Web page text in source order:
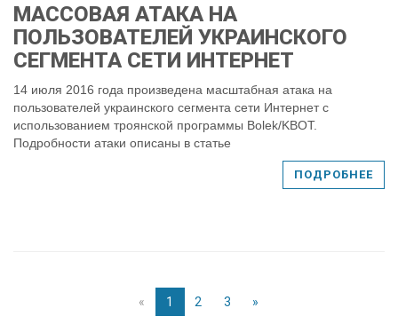
МАССОВАЯ АТАКА НА
ПОЛЬЗОВАТЕЛЕЙ УКРАИНСКОГО
СЕГМЕНТА СЕТИ ИНТЕРНЕТ
14 июля 2016 года произведена масштабная атака на
пользователей украинского сегмента сети Интернет с
использованием троянской программы Bolek/KBOT.
Подробности атаки описаны в статье
ПОДРОБНЕЕ
« 1 2 3 »